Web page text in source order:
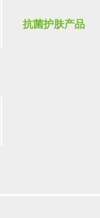
抗菌护肤产品